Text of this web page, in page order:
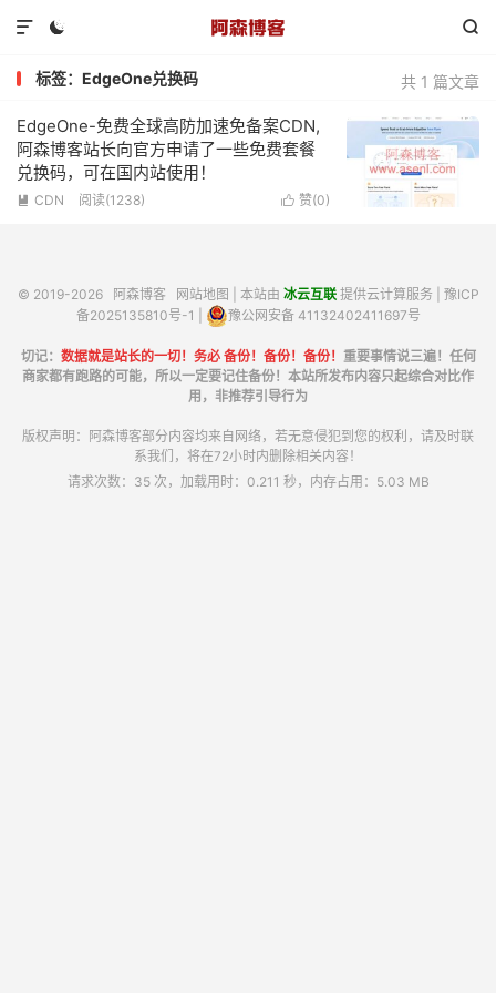
 

共 1 篇文章
标签：EdgeOne兑换码
EdgeOne-免费全球高防加速免备案CDN,
阿森博客站长向官方申请了一些免费套餐
兑换码，可在国内站使用！
 赞(0)
 CDN 阅读(1238)
© 2019-2026 阿森博客 网站地图 | 本站由 冰云互联提供云计算服务 | 豫ICP
备2025135810号-1
豫公网安备 41132402411697号
切记： 数据就是站长的一切！务必 备份！备份！备份！ 重要事情说三遍！任何
商家都有跑路的可能，所以一定要记住备份！本站所发布内容只起综合对比作
用，非推荐引导行为
版权声明：阿森博客部分内容均来自网络，若无意侵犯到您的权利，请及时联
系我们，将在72小时内删除相关内容！
请求次数：35 次，加载用时：0.211 秒，内存占用：5.03 MB